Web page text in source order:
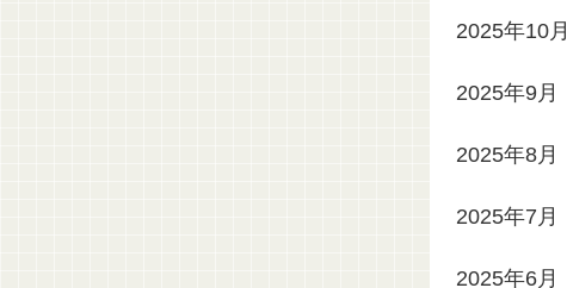
2025年10月
2025年9月
2025年8月
2025年7月
2025年6月